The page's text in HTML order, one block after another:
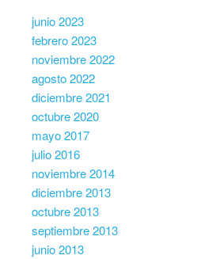
junio 2023
febrero 2023
noviembre 2022
agosto 2022
diciembre 2021
octubre 2020
mayo 2017
julio 2016
noviembre 2014
diciembre 2013
octubre 2013
septiembre 2013
junio 2013